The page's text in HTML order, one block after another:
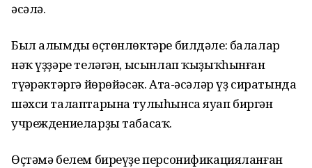
әсәлә.
Был алымдың өҫтөнлөктәре билдәле: балалар
нәҡ үҙҙәре теләгән, ысынлап ҡыҙыҡһынған
түңәрәктәргә йөрөйәсәк. Ата-әсәләр үҙ сиратында
шәхси талаптарына тулыһынса яуап биргән
учреждениеларҙы табасаҡ.
Өҫтәмә белем биреүҙе персонификацияланған